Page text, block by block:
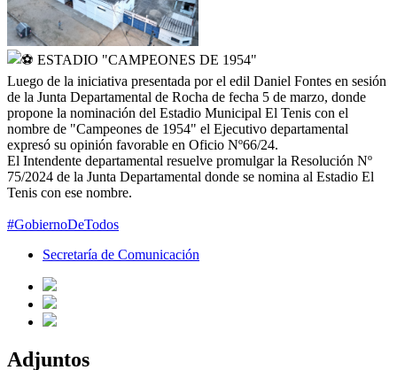
ESTADIO "CAMPEONES DE 1954"
Luego de la iniciativa presentada por el edil Daniel Fontes en sesión
de la Junta Departamental de Rocha de fecha 5 de marzo, donde
propone la nominación del Estadio Municipal El Tenis con el
nombre de "Campeones de 1954" el Ejecutivo departamental
expresó su opinión favorable en Oficio Nº66/24.
El Intendente departamental resuelve promulgar la Resolución Nº
75/2024 de la Junta Departamental donde se nomina al Estadio El
Tenis con ese nombre.
#GobiernoDeTodos
Secretaría de Comunicación
Adjuntos